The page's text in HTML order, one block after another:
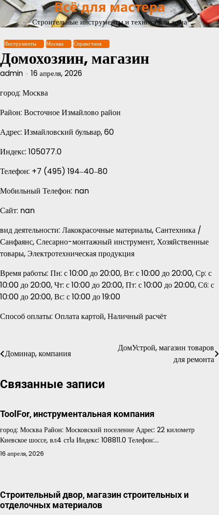
Перейти
содержимому
Всё для мастера
Строительные инструменты и техника для дома
Инструменты Москва Справочник
Домохозяин, магазин
admin 16 апреля, 2026
город: Москва
Район: Восточное Измайлово район
Адрес: Измайловский бульвар, 60
Индекс: 105077.0
Телефон: +7 (495) 194‒40‒80
Мобильный Телефон: nan
Сайт: nan
вид деятельности: Лакокрасочные материалы, Сантехника /
Санфаянс, Слесарно-монтажный инструмент, Хозяйственные
товары, Электротехническая продукция
Время работы: Пн: с 10:00 до 20:00, Вт: с 10:00 до 20:00, Ср: с
10:00 до 20:00, Чт: с 10:00 до 20:00, Пт: с 10:00 до 20:00, Сб: с
10:00 до 20:00, Вс: с 10:00 до 19:00
Способ оплаты: Оплата картой, Наличный расчёт
Навигация
записям
Доминар, компания
ДомУстрой, магазин товаров
для ремонта
Связанные записи
ToolFor, инструментальная компания
город: Москва Район: Московский поселение Адрес: 22 километр
Киевское шоссе, вл4 ст1а Индекс: 108811.0 Телефон:…
16 апреля, 2026
Строительный двор, магазин строительных и
отделочных материалов